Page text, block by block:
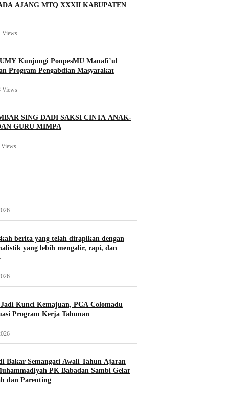
AJANG MTQ XXXII KABUPATEN
Views
Kunjungi PonpesMU Manafi’ul
Program Pengabdian Masyarakat
Views
SING DADI SAKSI CINTA ANAK-
GURU MIMPA
Views
berita yang telah dirapikan dengan
yang lebih mengalir, rapi, dan
Kunci Kemajuan, PCA Colomadu
Program Kerja Tahunan
Bakar Semangati Awali Tahun Ajaran
PK Babadan Sambi Gelar
dan Parenting